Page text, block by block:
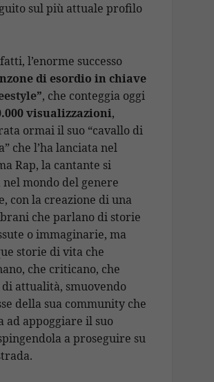
sul più attuale profilo
l’enorme successo
di esordio in chiave
”, che conteggia oggi
visualizzazioni,
ormai il suo “cavallo di
che l’ha lanciata nel
Rap, la cantante si
mondo del genere
con la creazione di una
che parlano di storie
o immaginarie, ma
storie di vita che
che criticano, che
attualità, smuovendo
della sua community che
ad appoggiare il suo
a proseguire su